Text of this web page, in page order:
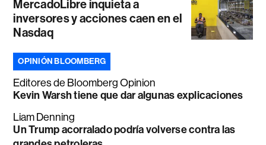
MercadoLibre inquieta a
inversores y acciones caen en el
Nasdaq
OPINIÓN BLOOMBERG
Editores de Bloomberg Opinion
Kevin Warsh tiene que dar algunas explicaciones
Liam Denning
Un Trump acorralado podría volverse contra las